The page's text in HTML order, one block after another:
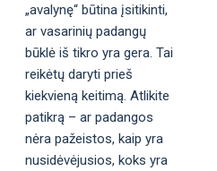
„avalynę“ būtina įsitikinti,
ar vasarinių padangų
būklė iš tikro yra gera. Tai
reikėtų daryti prieš
kiekvieną keitimą. Atlikite
patikrą – ar padangos
nėra pažeistos, kaip yra
nusidėvėjusios, koks yra